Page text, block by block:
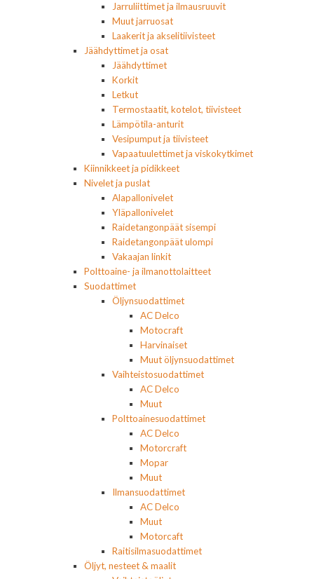
Jarruliittimet ja ilmausruuvit
Muut jarruosat
Laakerit ja akselitiivisteet
Jäähdyttimet ja osat
Jäähdyttimet
Korkit
Letkut
Termostaatit, kotelot, tiivisteet
Lämpötila-anturit
Vesipumput ja tiivisteet
Vapaatuulettimet ja viskokytkimet
Kiinnikkeet ja pidikkeet
Nivelet ja puslat
Alapallonivelet
Yläpallonivelet
Raidetangonpäät sisempi
Raidetangonpäät ulompi
Vakaajan linkit
Polttoaine- ja ilmanottolaitteet
Suodattimet
Öljynsuodattimet
AC Delco
Motocraft
Harvinaiset
Muut öljynsuodattimet
Vaihteistosuodattimet
AC Delco
Muut
Polttoainesuodattimet
AC Delco
Motorcraft
Mopar
Muut
Ilmansuodattimet
AC Delco
Muut
Motorcaft
Raitisilmasuodattimet
Öljyt, nesteet & maalit